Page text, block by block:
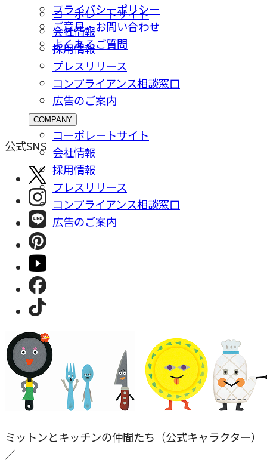
プライバシーポリシー
ご意⾒・お問い合わせ
よくあるご質問
コーポレートサイト
会社情報
採⽤情報
プレスリリース
コンプライアンス相談窓⼝
広告のご案内
COMPANY
コーポレートサイト
会社情報
採⽤情報
プレスリリース
コンプライアンス相談窓⼝
広告のご案内
公式SNS
ミットンとキッチンの仲間たち（公式キャラクター）
／